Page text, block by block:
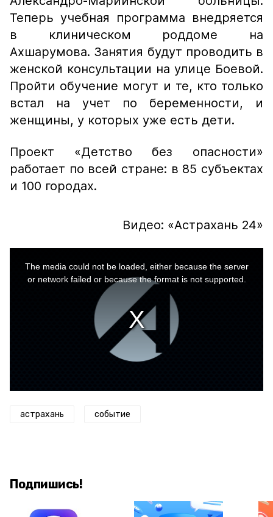
Теперь учебная программа внедряется
в клиническом роддоме на
Ахшарумова. Занятия будут проводить в
женской консультации на улице Боевой.
Пройти обучение могут и те, кто только
встал на учет по беременности, и
женщины, у которых уже есть дети.
Проект «Детство без опасности»
работает по всей стране: в 85 субъектах
и 100 городах.
Видео: «Астрахань 24»
The media could not be loaded, either because the server
or network failed or because the format is not supported.
астрахань событие
Подпишись!